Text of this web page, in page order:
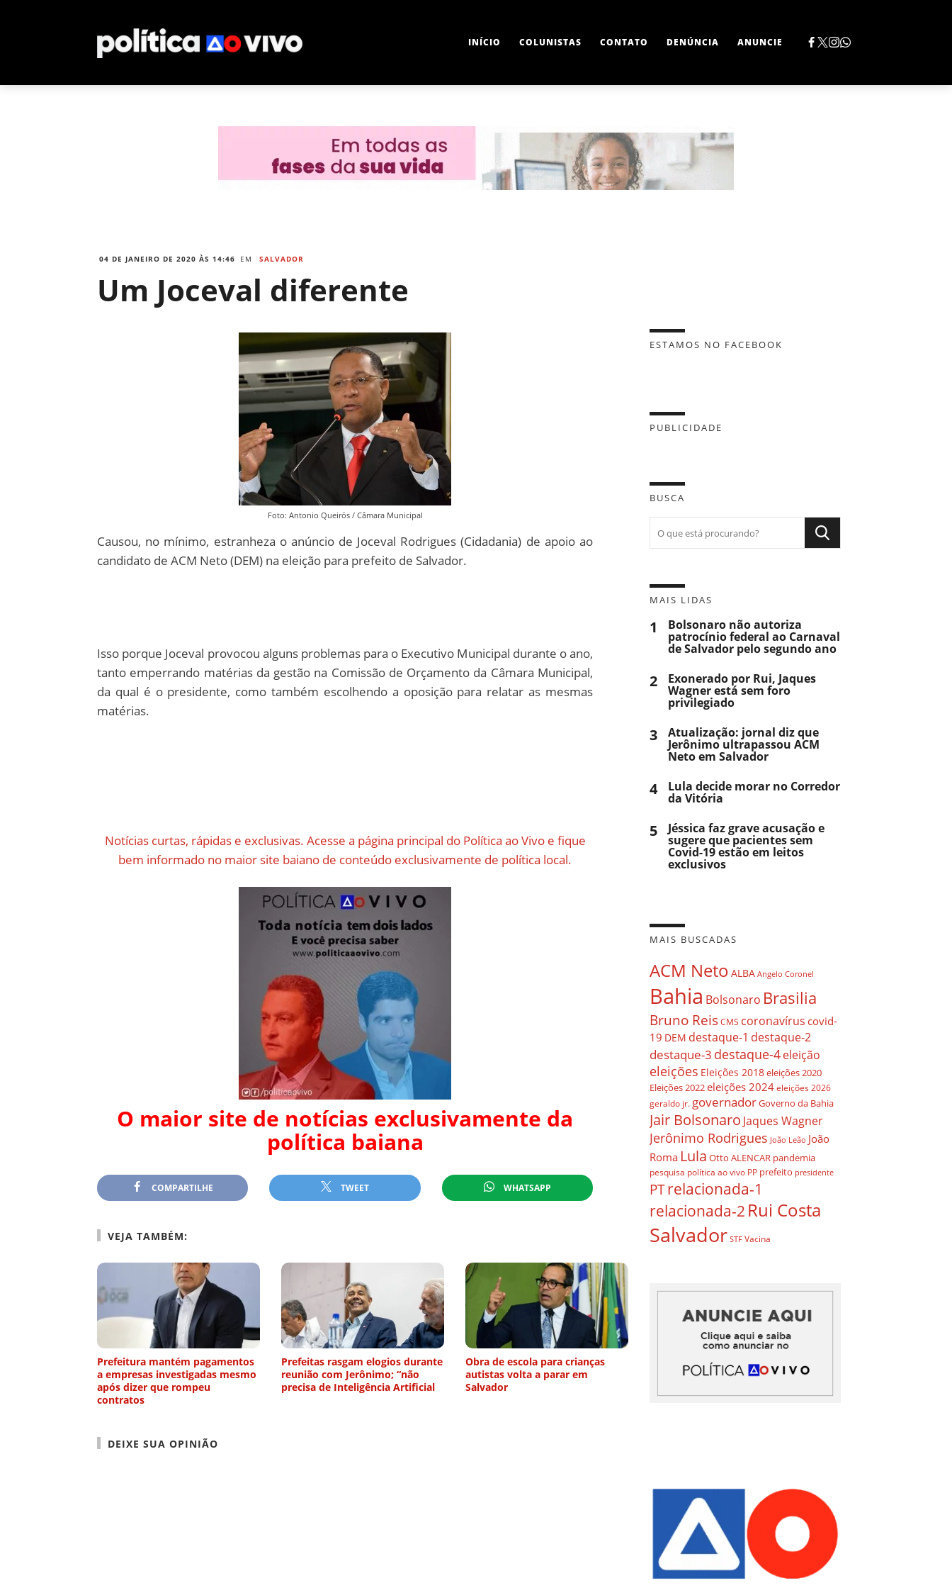
INÍCIO COLUNISTAS CONTATO DENÚNCIA ANUNCIE
04 DE JANEIRO DE 2020 ÀS 14:46 EM SALVADOR
Um Joceval diferente
Foto: Antonio Queirós / Câmara Municipal
Causou, no mínimo, estranheza o anúncio de Joceval Rodrigues (Cidadania) de apoio ao
candidato de ACM Neto (DEM) na eleição para prefeito de Salvador.
Isso porque Joceval provocou alguns problemas para o Executivo Municipal durante o ano,
tanto emperrando matérias da gestão na Comissão de Orçamento da Câmara Municipal,
da qual é o presidente, como também escolhendo a oposição para relatar as mesmas
matérias.
Notícias curtas, rápidas e exclusivas. Acesse a página principal do Política ao Vivo e fique
bem informado no maior site baiano de conteúdo exclusivamente de política local.
O maior site de notícias exclusivamente da
política baiana
COMPARTILHE TWEET WHATSAPP
VEJA TAMBÉM:
Prefeitura mantém pagamentos
a empresas investigadas mesmo
após dizer que rompeu
contratos
Prefeitas rasgam elogios durante
reunião com Jerônimo; “não
precisa de Inteligência Artificial
Obra de escola para crianças
autistas volta a parar em
Salvador
DEIXE SUA OPINIÃO
ESTAMOS NO FACEBOOK
PUBLICIDADE
BUSCA
MAIS LIDAS
1 Bolsonaro não autoriza
patrocínio federal ao Carnaval
de Salvador pelo segundo ano
2 Exonerado por Rui, Jaques
Wagner está sem foro
privilegiado
3 Atualização: jornal diz que
Jerônimo ultrapassou ACM
Neto em Salvador
4 Lula decide morar no Corredor
da Vitória
5 Jéssica faz grave acusação e
sugere que pacientes sem
Covid-19 estão em leitos
exclusivos
MAIS BUSCADAS
ACM Neto ALBA Angelo Coronel
Bahia Bolsonaro Brasilia
Bruno ReisCMS coronavírus covid-
19 DEM destaque-1 destaque-2
destaque-3 destaque-4eleição
eleições Eleições 2018eleições 2020
Eleições 2022eleições 2024 eleições 2026
geraldo jr. governadorGoverno da Bahia
Jair Bolsonaro Jaques Wagner
Jerônimo Rodrigues João Leão João
Roma Lula Otto ALENCAR pandemia
pesquisa política ao vivo PP prefeito presidente
PTrelacionada-1
relacionada-2 Rui Costa
Salvador STF Vacina